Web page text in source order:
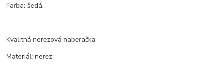
Farba: šedá.
Kvalitná nerezová naberačka
Materiál: nerez.